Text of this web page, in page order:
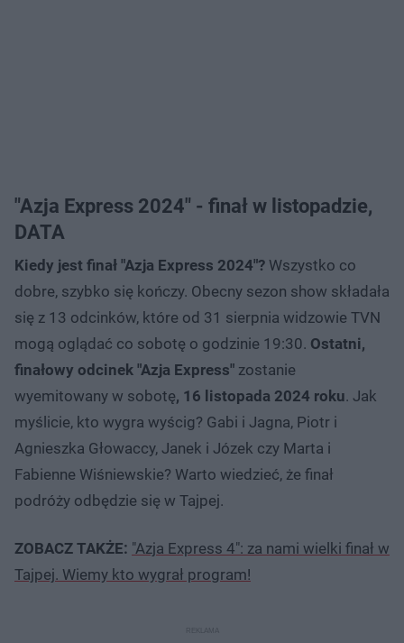
"Azja Express 2024" - finał w listopadzie,
DATA
Kiedy jest finał "Azja Express 2024"? Wszystko co
dobre, szybko się kończy. Obecny sezon show składała
się z 13 odcinków, które od 31 sierpnia widzowie TVN
mogą oglądać co sobotę o godzinie 19:30. Ostatni,
finałowy odcinek "Azja Express" zostanie
wyemitowany w sobotę, 16 listopada 2024 roku. Jak
myślicie, kto wygra wyścig? Gabi i Jagna, Piotr i
Agnieszka Głowaccy, Janek i Józek czy Marta i
Fabienne Wiśniewskie? Warto wiedzieć, że finał
podróży odbędzie się w Tajpej.
ZOBACZ TAKŻE: "Azja Express 4": za nami wielki finał w
Tajpej. Wiemy kto wygrał program!